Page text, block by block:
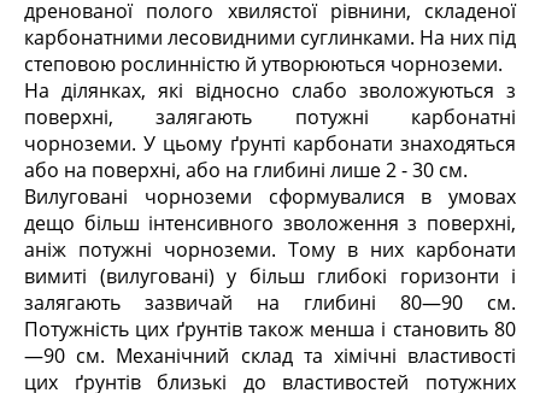
дренованої полого хвилястої рівнини, складеної
карбонатними лесовидними суглинками. На них під
степовою рослинністю й утворюються чорноземи.
На ділянках, які відносно слабо зволожуються з
поверхні, залягають потужні карбонатні
чорноземи. У цьому ґрунті карбонати знаходяться
або на поверхні, або на глибині лише 2 - 30 см.
Вилуговані чорноземи сформувалися в умовах
дещо більш інтенсивного зволоження з поверхні,
аніж потужні чорноземи. Тому в них карбонати
вимиті (вилуговані) у більш глибокі горизонти і
залягають зазвичай на глибині 80—90 см.
Потужність цих ґрунтів також менша і становить 80
—90 см. Механічний склад та хімічні властивості
цих ґрунтів близькі до властивостей потужних